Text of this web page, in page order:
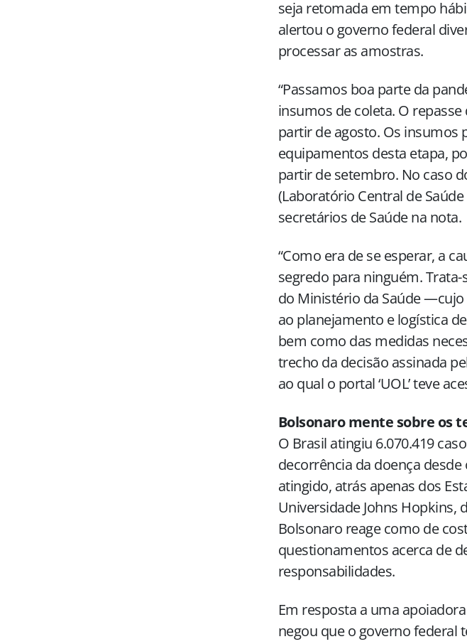
seja retomada em tempo
alertou o governo federal
processar as amostras.
“Passamos boa parte da
insumos de coleta. O
partir de agosto. Os insumos
equipamentos desta etapa,
partir de setembro. No caso
(Laboratório Central de
secretários de Saúde na nota.
“Como era de se esperar, a
segredo para ninguém.
do Ministério da Saúde
ao planejamento e logística
bem como das medidas
trecho da decisão assinada
ao qual o portal ‘UOL’ teve
Bolsonaro mente sobre os
O Brasil atingiu 6.070.419
decorrência da doença
atingido, atrás apenas dos
Universidade Johns Hopkins,
Bolsonaro reage como de
questionamentos acerca de
responsabilidades.
Em resposta a uma
negou que o governo federal